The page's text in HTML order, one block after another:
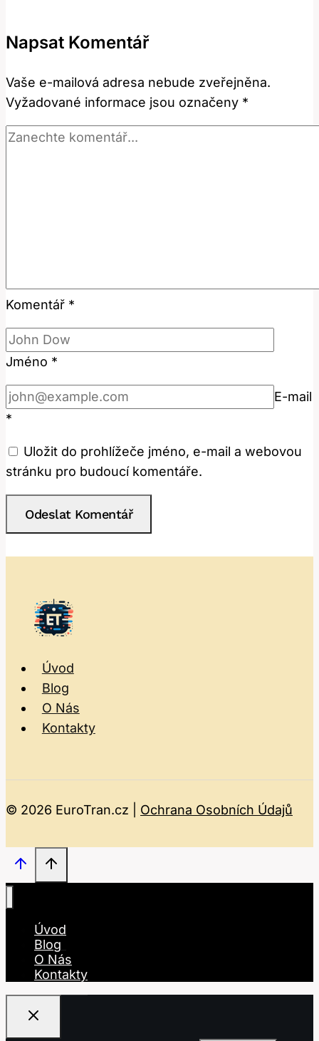
Tuto
Frázi?
Napsat Komentář
Vaše e-mailová adresa nebude zveřejněna.
Vyžadované informace jsou označeny *
Komentář *
Jméno *
E-mail
*
Uložit do prohlížeče jméno, e-mail a webovou
stránku pro budoucí komentáře.
Úvod
Blog
O Nás
Kontakty
© 2026 EuroTran.cz | Ochrana Osobních Údajů
Úvod
Blog
O Nás
Kontakty